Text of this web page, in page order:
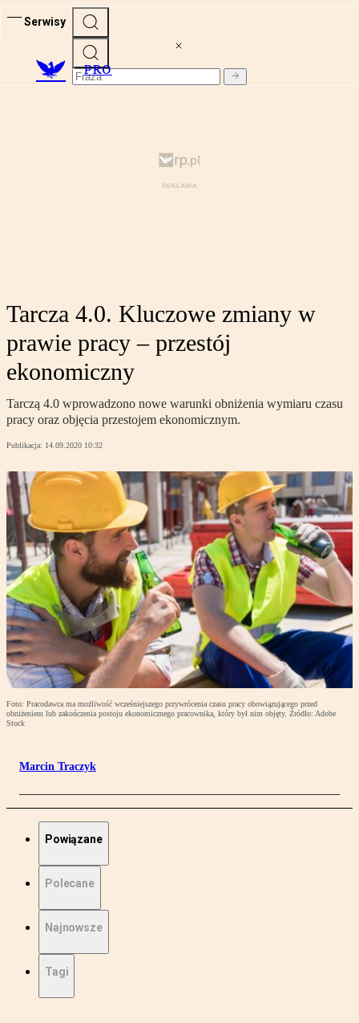
Serwisy
PRO
Tarcza 4.0. Kluczowe zmiany w
prawie pracy – przestój
ekonomiczny
Tarczą 4.0 wprowadzono nowe warunki obniżenia wymiaru czasu
pracy oraz objęcia przestojem ekonomicznym.
Publikacja: 14.09.2020 10:32
Foto: Pracodawca ma możliwość wcześniejszego przywrócenia czasu pracy obowiązującego przed
obniżeniem lub zakończenia postoju ekonomicznego pracownika, który był nim objęty. Źródło: Adobe
Stock
Marcin Traczyk
Powiązane
Polecane
Najnowsze
Tagi